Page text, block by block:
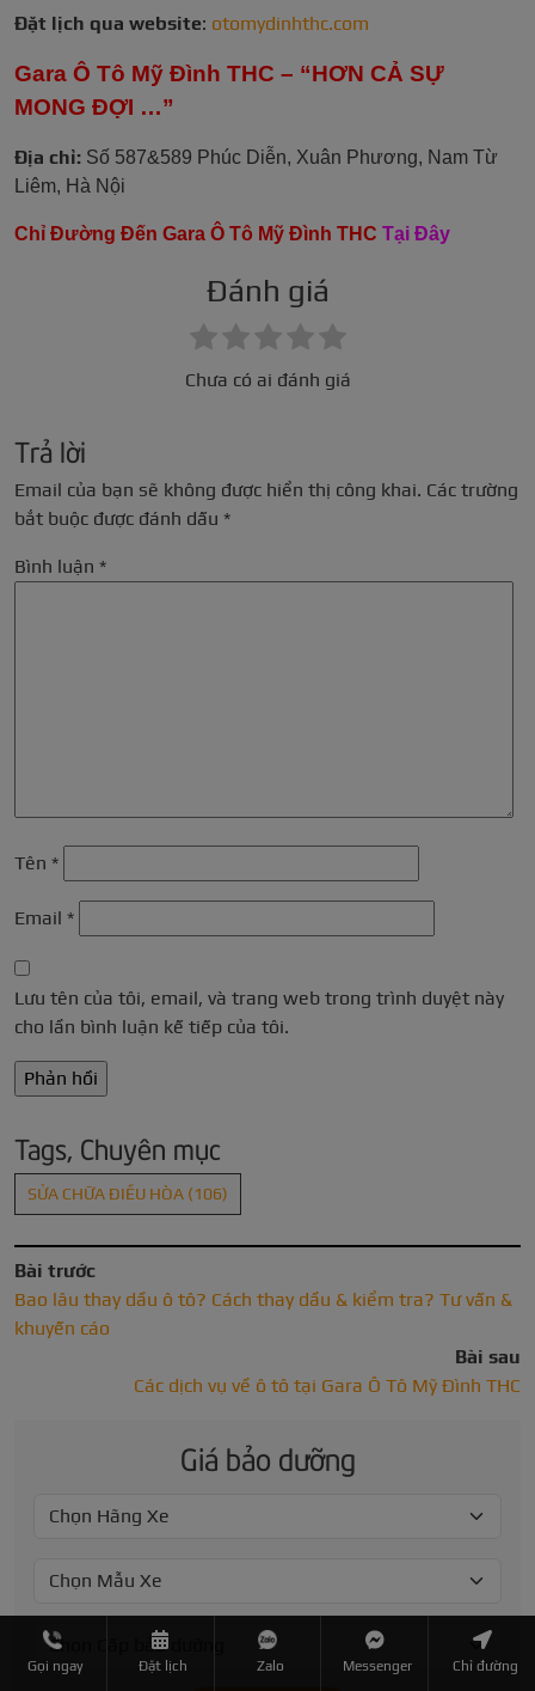
Đặt lịch qua website: otomydinhthc.com
Gara Ô Tô Mỹ Đình THC – “HƠN CẢ SỰ
MONG ĐỢI …”
Địa chỉ: Số 587&589 Phúc Diễn, Xuân Phương, Nam Từ
Liêm, Hà Nội
Chỉ Đường Đến Gara Ô Tô Mỹ Đình THC Tại Đây
Đánh giá
Chưa có ai đánh giá
Trả lời
Email của bạn sẽ không được hiển thị công khai. Các trường
bắt buộc được đánh dấu *
Bình luận *
Tên *
Email *
Lưu tên của tôi, email, và trang web trong trình duyệt này
cho lần bình luận kế tiếp của tôi.
Tags, Chuyên mục
SỬA CHỮA ĐIỀU HÒA (106)
Bài trước
Bao lâu thay dầu ô tô? Cách thay dầu & kiểm tra? Tư vấn &
khuyến cáo
Bài sau
Các dịch vụ về ô tô tại Gara Ô Tô Mỹ Đình THC
Giá bảo dưỡng
Gọi ngay Đặt lịch Zalo Messenger Chỉ đường